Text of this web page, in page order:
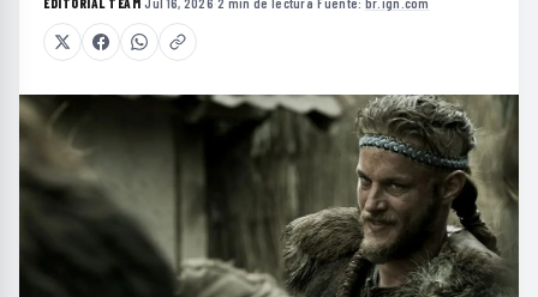
EDITORIAL TEAM ·Jul 16, 2026·2 min de lectura· Fuente: br.ign.com